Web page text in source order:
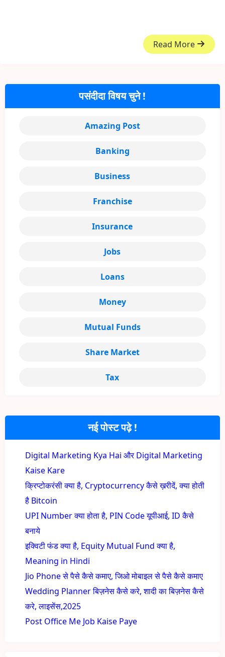
Read More
नई पोस्ट पढ़े !
Digital Marketing Kya Hai और Digital Marketing
Kaise Kare
क्रिप्टोकरंसी क्या है, Cryptocurrency कैसे ख़रीदें, क्या होती
है Bitcoin
UPI Number क्या होता है, PIN Code यूपीआई, ID कैसे
बनाये
इक्विटी फंड क्या है, Equity Mutual Fund क्या है,
Meaning in Hindi
Jio Phone से पैसे कैसे कमाए, जिओ मोबाइल से पैसे कैसे कमाए
Wedding Planner बिज़नेस कैसे करे, शादी का बिज़नेस कैसे
करे, लाइसेंस,2025
Post Office Me Job Kaise Paye
पसंदीदा विषय चुने !
Amazing Post
Banking
Business
Franchise
Insurance
Jobs
Loans
Money
Mutual Funds
Share Market
Tax